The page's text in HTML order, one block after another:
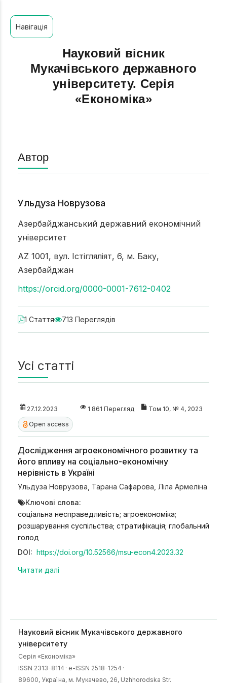
Навігація
Науковий вісник
Мукачівського державного
університету. Серія
«Економіка»
Автор
Ульдуза Новрузова
Азербайджанський державний економічний
університет
AZ 1001, вул. Істігляліят, 6, м. Баку,
Азербайджан
https://orcid.org/0000-0001-7612-0402
1 Стаття 713 Переглядів
Усі статті
27.12.2023 1 861 Перегляд Том 10, № 4, 2023
Open access
Дослідження агроекономічного розвитку та
його впливу на соціально-економічну
нерівність в Україні
Ульдуза Новрузова Тарана Сафарова Ліла Армеліна
Ключові слова:
соціальна несправедливість; агроекономіка;
розшарування суспільства; стратифікація; глобальний
голод
DOI: https://doi.org/10.52566/msu-econ4.2023.32
Читати далі
Науковий вісник Мукачівського державного
університету
Серія «Економіка»
ISSN 2313-8114 · e-ISSN 2518-1254 ·
89600, Українa, м. Мукачево, 26, Uzhhorodska Str.